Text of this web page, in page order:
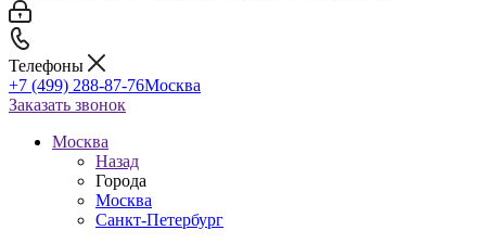
Телефоны
+7 (499) 288-87-76Москва
Заказать звонок
Москва
Назад
Города
Москва
Санкт-Петербург